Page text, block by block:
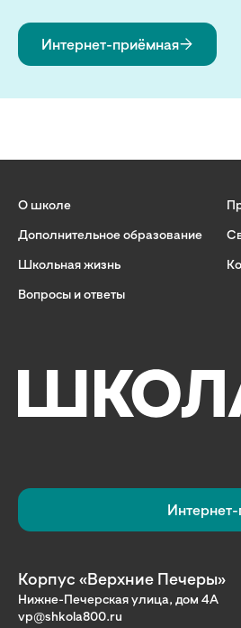
Интернет-приёмная
О школе
Дополнительное образование
Школьная жизнь
Вопросы и ответы
Корпус «Верхние Печеры»
Нижне-Печерская улица, дом 4А
vp@shkola800.ru